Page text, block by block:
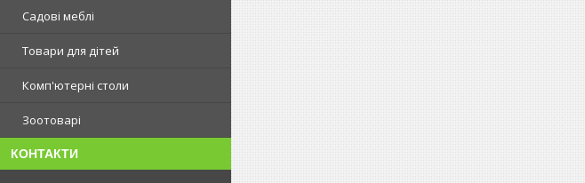
Садові меблі
Товари для дітей
Комп'ютерні столи
Зоотоварі
КОНТАКТИ